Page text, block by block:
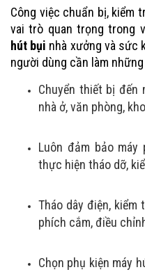
Công việc chuẩn bị, kiểm
vai trò quan trọng trong
hút bụi nhà xưởng và sức
người dùng cần làm
Chuyển thiết bị đến
nhà ở, văn phòng,
Luôn đảm bảo
thực hiện tháo dỡ,
Tháo dây điện,
phích cắm, điều
Chọn phụ kiện máy